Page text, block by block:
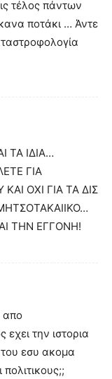
τέλος πάντων
ποτάκι … Άντε
ΤΑ ΙΔΙΑ…
ΓΙΑ
ΟΧΙ ΓΙΑ ΤΑ ΔΙΣ
ΤΗΝ ΕΓΓΟΝΗ!
απο
την ιστορια
του εσυ ακομα